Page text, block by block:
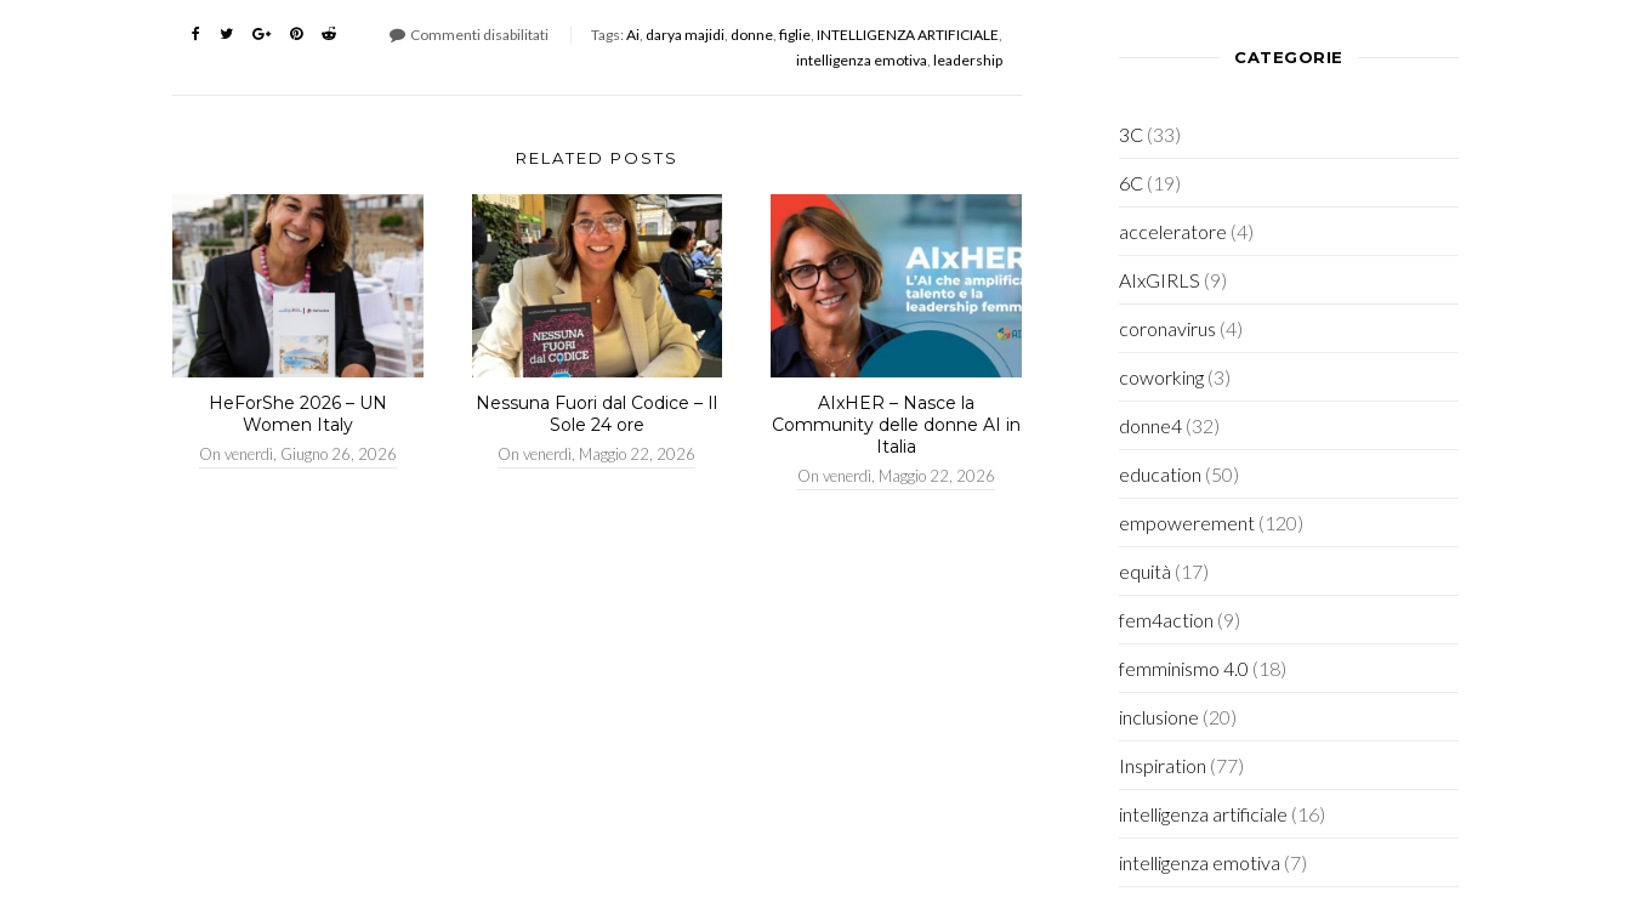
Commenti disabilitati Tags:Ai darya majidi donne figlie INTELLIGENZA ARTIFICIALE
intelligenza emotiva leadership
RELATED POSTS
HeForShe 2026 – UN
Women Italy
On venerdì, Giugno 26, 2026
Nessuna Fuori dal Codice – Il
Sole 24 ore
Onvenerdì, Maggio 22, 2026
AIxHER – Nasce la
Community delle donne AI in
Italia
Onvenerdì, Maggio 22, 2026
CATEGORIE
3C (33)
6C (19)
acceleratore (4)
AIxGIRLS (9)
coronavirus (4)
coworking (3)
donne4 (32)
education (50)
empowerement (120)
equità (17)
fem4action (9)
femminismo 4.0 (18)
inclusione (20)
Inspiration (77)
intelligenza artificiale (16)
intelligenza emotiva (7)